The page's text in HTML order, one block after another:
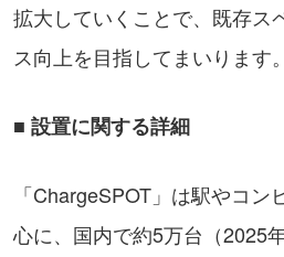
拡大していくことで、既存ス
ス向上を目指してまいります。
■ 設置に関する詳細
「ChargeSPOT」は駅やコ
心に、国内で約5万台（2025